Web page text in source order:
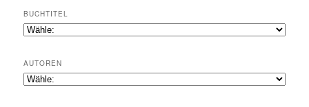
BUCHTITEL
AUTOREN